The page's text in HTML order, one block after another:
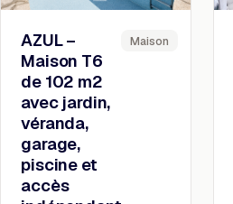
AZUL –
Maison T6
de 102 m2
avec jardin,
véranda,
garage,
piscine et
accès
Maison